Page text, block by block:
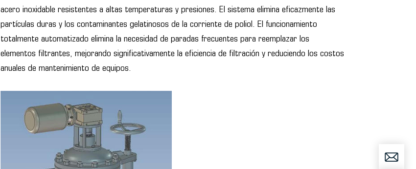
acero inoxidable resistentes a altas temperaturas y presiones. El sistema elimina eficazmente las
partículas duras y los contaminantes gelatinosos de la corriente de poliol. El funcionamiento
totalmente automatizado elimina la necesidad de paradas frecuentes para reemplazar los
elementos filtrantes, mejorando significativamente la eficiencia de filtración y reduciendo los costos
anuales de mantenimiento de equipos.